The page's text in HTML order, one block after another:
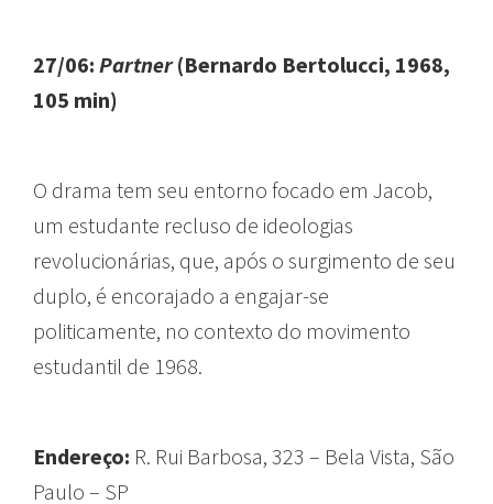
27/06: Partner(Bernardo Bertolucci, 1968,
105 min)
O drama tem seu entorno focado em Jacob,
um estudante recluso de ideologias
revolucionárias, que, após o surgimento de seu
duplo, é encorajado a engajar-se
politicamente, no contexto do movimento
estudantil de 1968.
Endereço: R. Rui Barbosa, 323 – Bela Vista, São
Paulo – SP